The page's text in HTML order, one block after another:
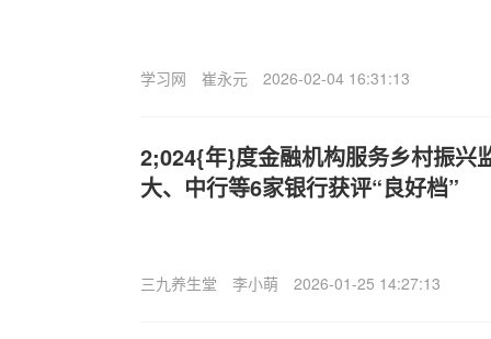
学习网 崔永元 2026-02-04 16:31:13
2;024{年}度金融机构服务乡村振兴
大、中行等6家银行获评“良好档”
三九养生堂 李小萌 2026-01-25 14:27:13